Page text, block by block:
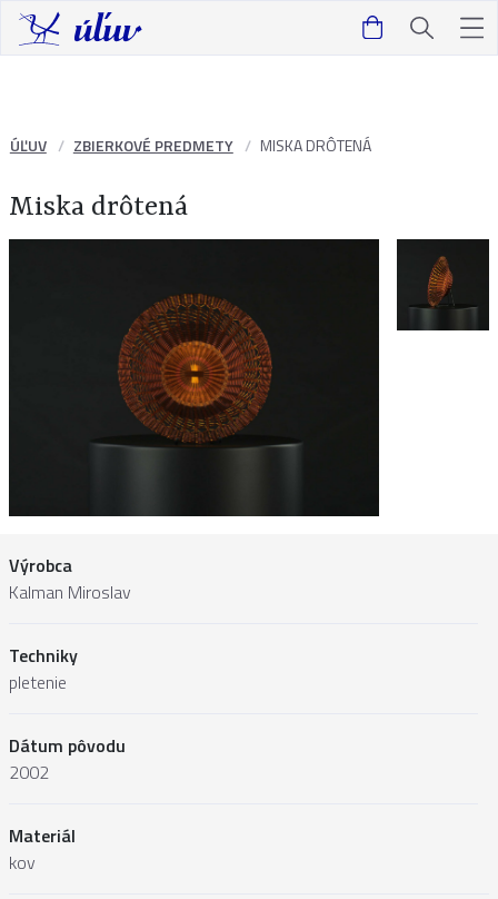
ÚĽUV ZBIERKOVÉ PREDMETY MISKA DRÔTENÁ
Miska drôtená
Výrobca
Kalman Miroslav
Techniky
pletenie
Dátum pôvodu
2002
Materiál
kov